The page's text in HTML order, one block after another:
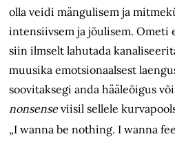
olla veidi mängulisem ja
intensiivsem ja jõulisem. Ometi
siin ilmselt lahutada
muusika emotsionaalsest
soovitaksegi anda hääleõigus
nonsenseviisil sellele
„I wanna be nothing. I wanna